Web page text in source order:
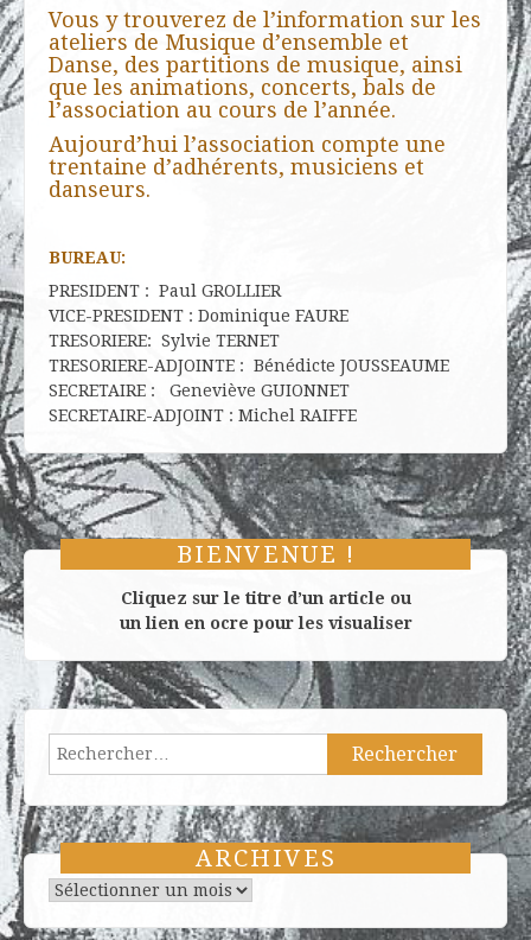
Vous y trouverez de l’information sur les
ateliers de Musique d’ensemble et
Danse, des partitions de musique, ainsi
que les animations, concerts, bals de
l’association au cours de l’année.
Aujourd’hui l’association compte une
trentaine d’adhérents, musiciens et
danseurs.
BUREAU:
PRESIDENT : Paul GROLLIER
VICE-PRESIDENT : Dominique FAURE
TRESORIERE: Sylvie TERNET
TRESORIERE-ADJOINTE : Bénédicte JOUSSEAUME
SECRETAIRE : Geneviève GUIONNET
SECRETAIRE-ADJOINT : Michel RAIFFE
BIENVENUE !
Cliquez sur le titre d’un article ou
un lien en ocre pour les visualiser
Rechercher :
ARCHIVES
Archives